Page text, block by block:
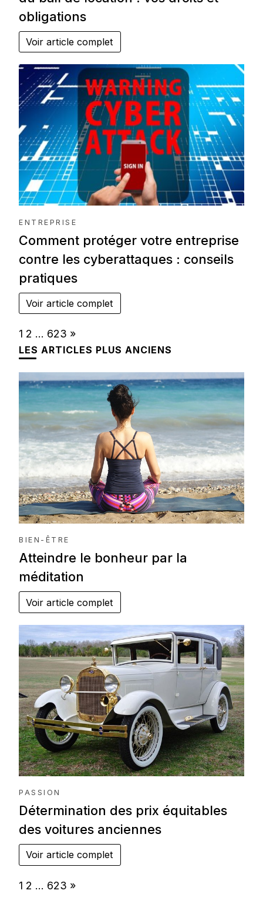
obligations
Voir article complet
ENTREPRISE
Comment protéger votre entreprise
contre les cyberattaques : conseils
pratiques
Voir article complet
Page:
1 2 … 623 Next
»
LES ARTICLES PLUS ANCIENS
BIEN-ÊTRE
Atteindre le bonheur par la
méditation
Voir article complet
PASSION
Détermination des prix équitables
des voitures anciennes
Voir article complet
Page:
1 2 … 623 Next
»